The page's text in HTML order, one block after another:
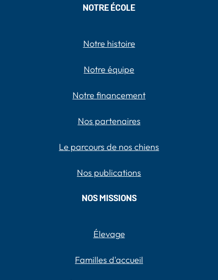
NOTRE ÉCOLE
Notre histoire
Notre équipe
Notre financement
Nos partenaires
Le parcours de nos chiens
Nos publications
NOS MISSIONS
Élevage
Familles d'accueil